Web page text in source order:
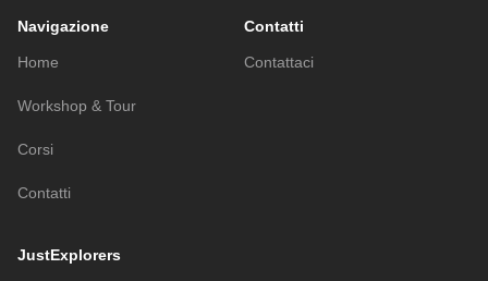
Navigazione
Home
Workshop & Tour
Corsi
Contatti
Contatti
Contattaci
JustExplorers